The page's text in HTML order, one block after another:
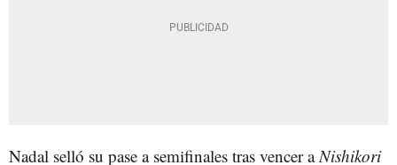
Nadal selló su pase a semifinales tras vencer aNishikori